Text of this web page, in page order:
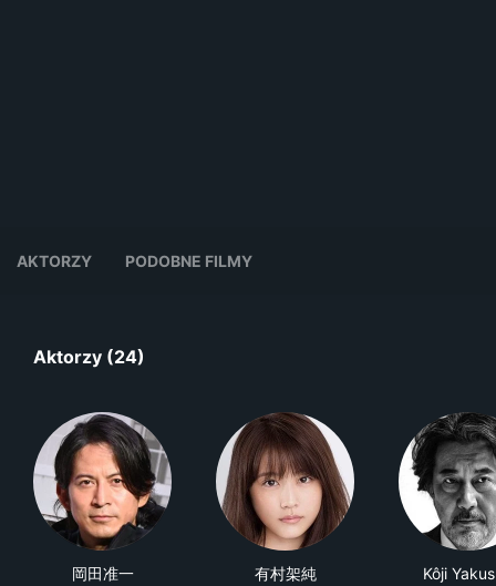
AKTORZY PODOBNE FILMY
Aktorzy (24)
岡田准一
有村架純
Kôji